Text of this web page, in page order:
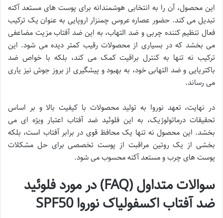
این محصول، آن را به انتخابی هوشمندانه برای پوست های مستعد آکنه
تبدیل می کند. حضور عصاره عروس چمنزار اروپایی به عنوان یک ترکیب
فعال تنظیم کننده چربی و ضد التهاب، به این ضد آفتاب مزیت مضاعفی
می بخشد که در بسیاری از محصولات رقیب کمتر دیده می شود. این
ترکیب نه تنها به کنترل براقیت کمک می کند، بلکه با خواص ضد
باکتریایی و ضد التهابی خود، به بهبود و پیشگیری از بروز جوش نیز یاری
می رساند.
در نهایت، تعهد نوروا به تولید محصولات با کیفیت بالا و بر اساس
تحقیقات درماتولوژیک، به این فلوئید ضد آفتاب اعتبار ویژه ای می
بخشد. این محصول نه تنها یک محافظ قوی در برابر آفتاب است، بلکه
بخشی از یک روتین مراقبت از پوست تخصصی برای حل مشکلات
پوست های چرب و مستعد آکنه محسوب می شود.
سوالات متداول (FAQ) در مورد فلوئید
ضد آفتاب اکسفولیاک نوروا SPF50